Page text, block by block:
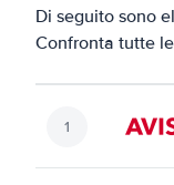
Di seguito sono
Confronta tutte